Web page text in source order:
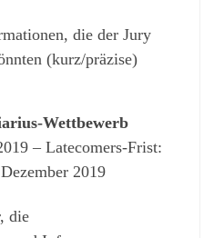
die der Jury
(kurz/präzise)
Wettbewerb
– Latecomers-Frist:
2019
die